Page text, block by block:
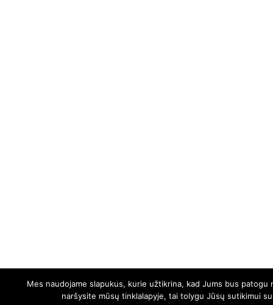
Mes naudojame slapukus, kurie užtikrina, kad Jums bus patogu
naršysite mūsų tinklalapyje, tai tolygu Jūsų sutikimui